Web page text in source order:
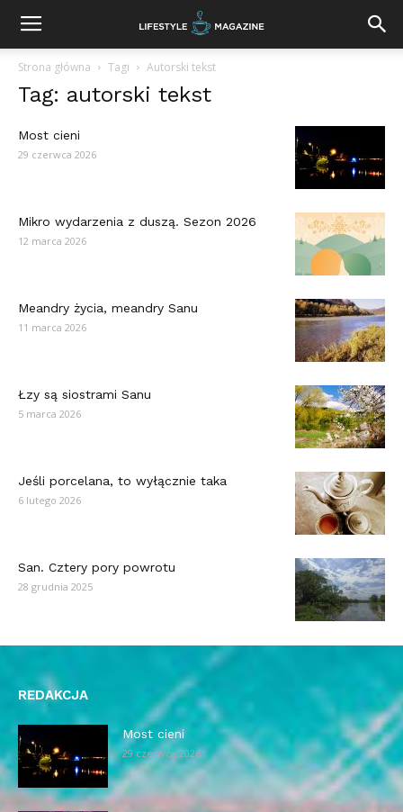
Strona główna Tagi Autorski tekst
Tag: autorski tekst
Most cieni
29 czerwca 2026
Mikro wydarzenia z duszą. Sezon 2026
12 marca 2026
Meandry życia, meandry Sanu
11 marca 2026
Łzy są siostrami Sanu
5 marca 2026
Jeśli porcelana, to wyłącznie taka
6 lutego 2026
San. Cztery pory powrotu
28 grudnia 2025
REDAKCJA
Most cieni
29 czerwca 2026